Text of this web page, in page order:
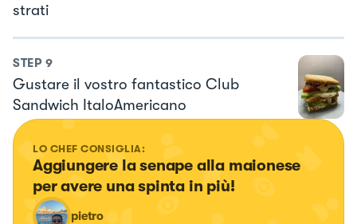
strati
STEP 9
Gustare il vostro fantastico Club
Sandwich ItaloAmericano
LO CHEF CONSIGLIA:
Aggiungere la senape alla maionese
per avere una spinta in più!
pietro